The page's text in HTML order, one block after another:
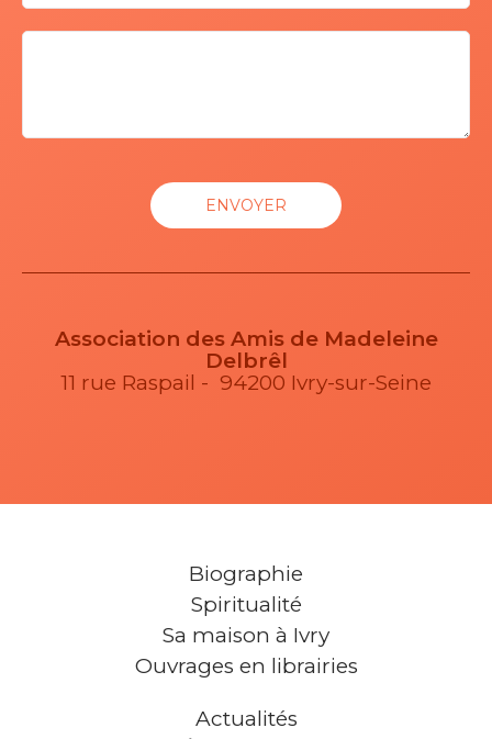
Association des Amis de Madeleine
Delbrêl
11 rue Raspail - 94200 Ivry-sur-Seine
Biographie
Spiritualité
Sa maison à Ivry
Ouvrages en librairies
Actualités